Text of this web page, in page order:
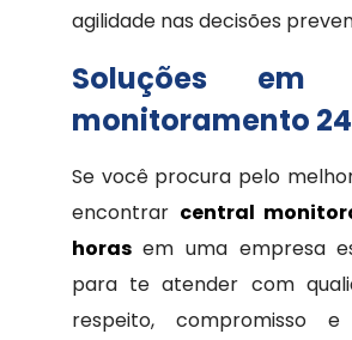
agilidade nas decisões
Soluções em
monitoramento
Se você procura pelo
encontrar central
horasem uma empresa
para te atender com
respeito, compromisso e